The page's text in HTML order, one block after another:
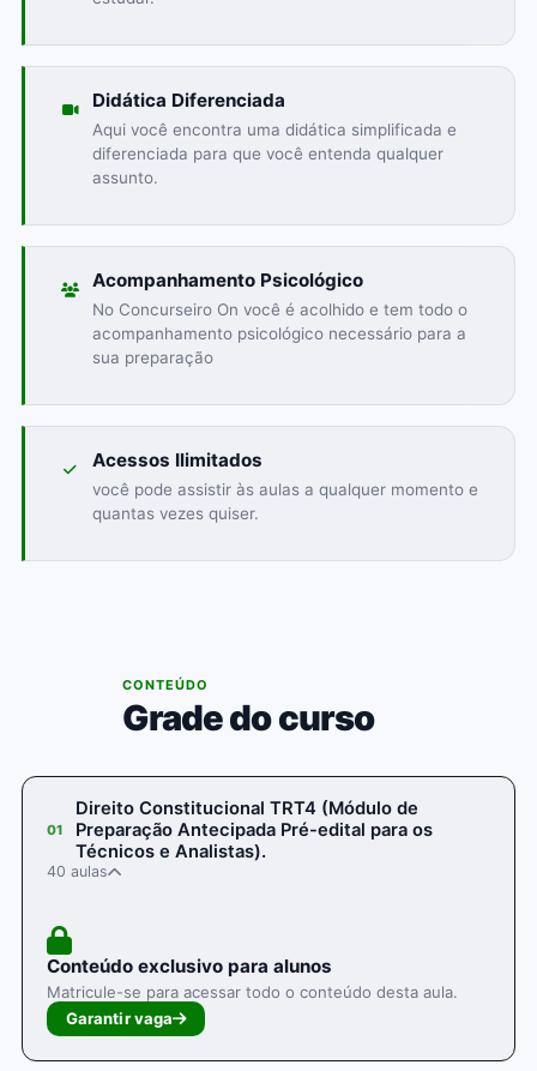
Didática Diferenciada
Aqui você encontra uma didática simplificada e
diferenciada para que você entenda qualquer
assunto.
Acompanhamento Psicológico
No Concurseiro On você é acolhido e tem todo o
acompanhamento psicológico necessário para a
sua preparação
Acessos Ilimitados
você pode assistir às aulas a qualquer momento e
quantas vezes quiser.
CONTEÚDO
Grade do curso
01
Direito Constitucional TRT4 (Módulo de
Preparação Antecipada Pré-edital para os
Técnicos e Analistas).
40 aulas
Conteúdo exclusivo para alunos
Matricule-se para acessar todo o conteúdo desta aula.
Garantir vaga